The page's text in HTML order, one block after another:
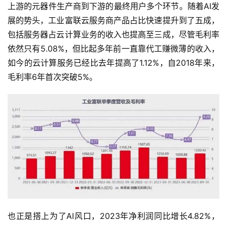
上游的元器件生产商到下游的最终用户多个环节。随着AI发
展的势头，工业富联云服务商产品占比快速提升到了五成，
包括服务器占云计算业务的收入也提高至三成，尽管毛利率
依然只有5.08%，但比起多年前一直靠代工赚微薄的收入，
如今的云计算服务已经比去年提高了1.12%，自2018年来，
毛利率6年首次突破5%。
也正是搭上为了AI风口，2023年净利润同比增长4.82%，